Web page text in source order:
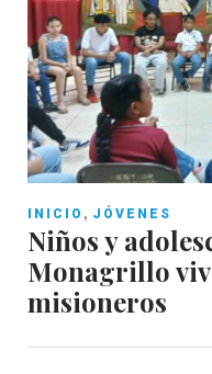
INICIO , JÓVENES
Niños y
Monagrillo
misioneros